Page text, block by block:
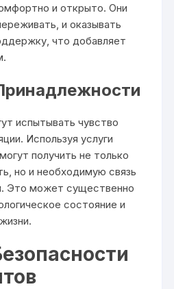
и открыто. Они
и оказывать
что добавляет
испытывать чувство
Используя услуги
получить не только
но и необходимую связь
Это может существенно
состояние и